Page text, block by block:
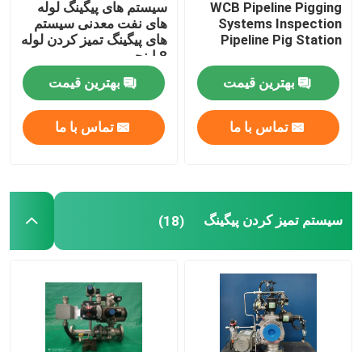
پمپ لوبی دوار
پمپ دنده داخلی
خوک زدن شیر فلکه
شیر دوشاخه آستین دار
سیستم حل کننده بهبود ویسکوزیته
WCB Pipeline Pigging
Systems Inspection
Pipeline Pig Station
بهترین قیمت
تماس با ما
سیستم های پیگینگ لوله
های نفت معدنی سیستم
های پیگینگ تمیز کردن لوله
8 اینچی
بهترین قیمت
تماس با ما
سیستم تمیز کردن پیگینگ (18)